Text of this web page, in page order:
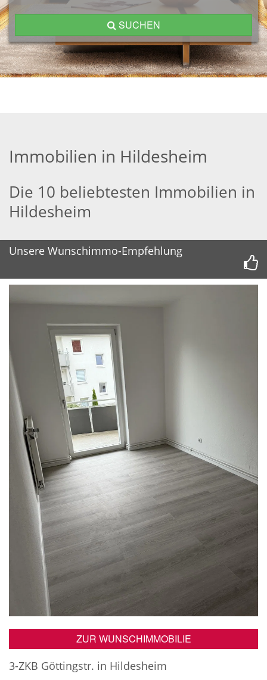
SUCHEN
Immobilien in Hildesheim
Die 10 beliebtesten Immobilien in
Hildesheim
Unsere Wunschimmo-Empfehlung
ZUR WUNSCHIMMOBILIE
3-ZKB Göttingstr. in Hildesheim